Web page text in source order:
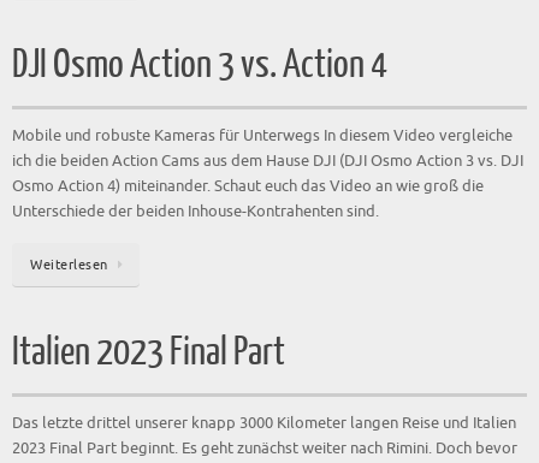
DJI Osmo Action 3 vs. Action 4
Mobile und robuste Kameras für Unterwegs In diesem Video vergleiche
ich die beiden Action Cams aus dem Hause DJI (DJI Osmo Action 3 vs. DJI
Osmo Action 4) miteinander. Schaut euch das Video an wie groß die
Unterschiede der beiden Inhouse-Kontrahenten sind.
Weiterlesen
Italien 2023 Final Part
Das letzte drittel unserer knapp 3000 Kilometer langen Reise und Italien
2023 Final Part beginnt. Es geht zunächst weiter nach Rimini. Doch bevor